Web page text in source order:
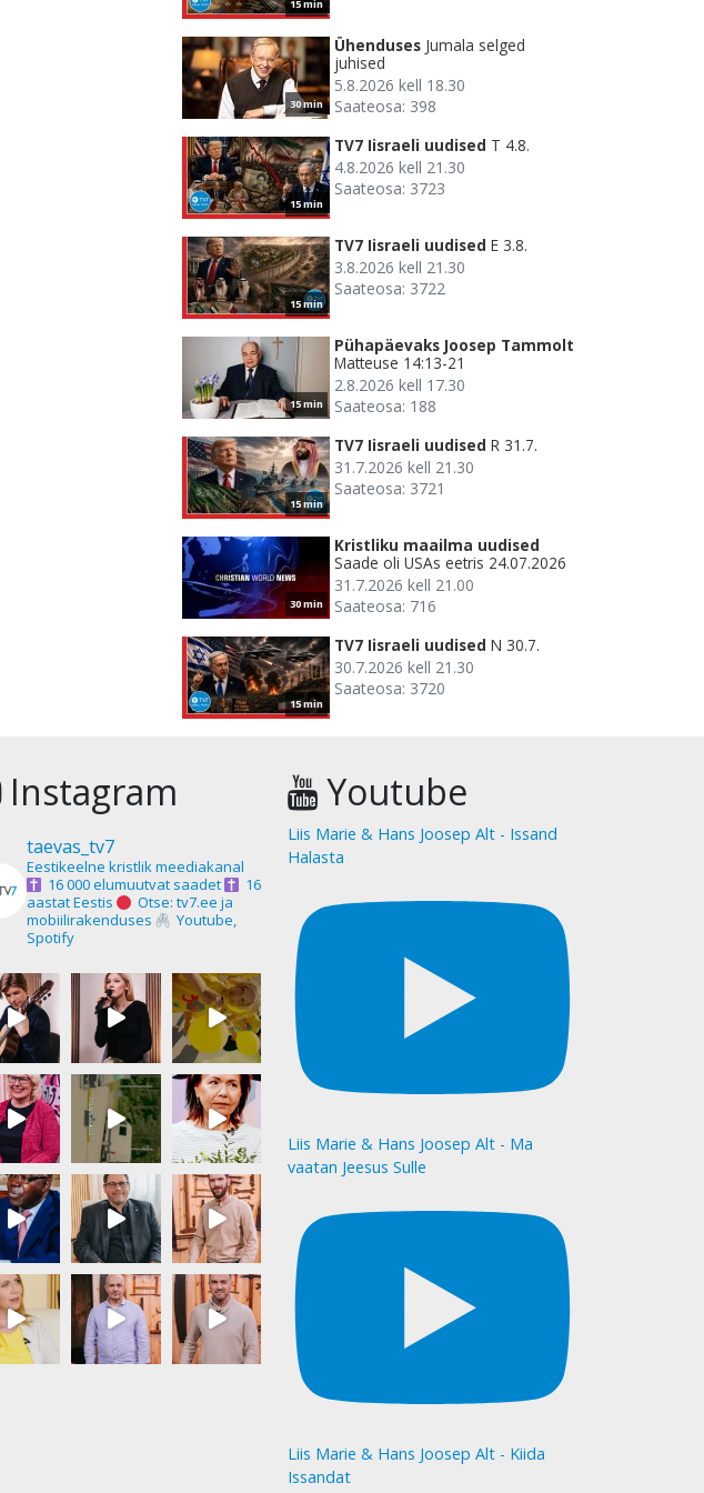
15 min
30 min
Ühenduses Jumala selged
juhised
5.8.2026 kell 18.30
Saateosa: 398
15 min
TV7 Iisraeli uudised T 4.8.
4.8.2026 kell 21.30
Saateosa: 3723
15 min
TV7 Iisraeli uudised E 3.8.
3.8.2026 kell 21.30
Saateosa: 3722
15 min
Pühapäevaks Joosep Tammolt
Matteuse 14:13-21
2.8.2026 kell 17.30
Saateosa: 188
15 min
TV7 Iisraeli uudised R 31.7.
31.7.2026 kell 21.30
Saateosa: 3721
30 min
Kristliku maailma uudised
Saade oli USAs eetris 24.07.2026
31.7.2026 kell 21.00
Saateosa: 716
15 min
TV7 Iisraeli uudised N 30.7.
30.7.2026 kell 21.30
Saateosa: 3720
Instagram
taevas_tv7
Eestikeelne kristlik meediakanal
16 000 elumuutvat saadet
16
aastat Eestis
Otse: tv7.ee ja
mobiilirakenduses
Youtube,
Spotify
Youtube
Liis Marie & Hans Joosep Alt - Issand
Halasta
Liis Marie & Hans Joosep Alt - Ma
vaatan Jeesus Sulle
Liis Marie & Hans Joosep Alt - Kiida
Issandat